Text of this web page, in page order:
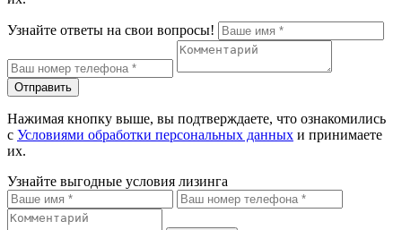
Узнайте ответы на свои вопросы!
Отправить
Нажимая кнопку выше, вы подтверждаете, что ознакомились
с Условиями обработки персональных данных и принимаете
их.
Узнайте выгодные условия лизинга